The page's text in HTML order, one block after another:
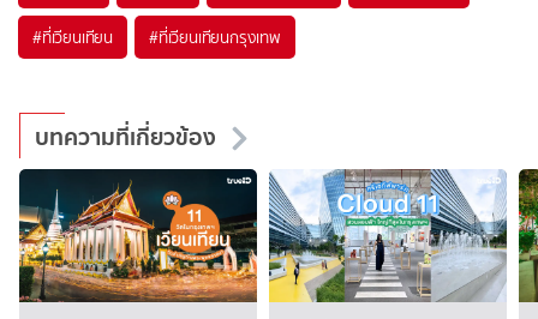
#ที่เวียนเทียน #ที่เวียนเทียนกรุงเทพ
บทความที่เกี่ยวข้อง